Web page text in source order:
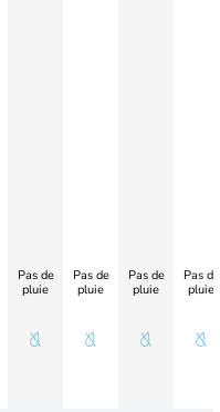
Pas de
pluie
Pas de
pluie
Pas de
pluie
Pas de
pluie